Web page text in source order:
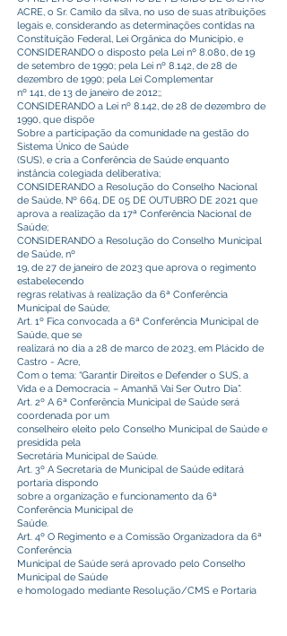
ACRE, o Sr. Camilo da silva, no uso de suas atribuições
legais e, considerando as determinações contidas na
Constituição Federal, Lei Orgânica do Município, e
CONSIDERANDO o disposto pela Lei nº 8.080, de 19
de setembro de 1990; pela Lei nº 8.142, de 28 de
dezembro de 1990; pela Lei Complementar
nº 141, de 13 de janeiro de 2012;;
CONSIDERANDO a Lei nº 8.142, de 28 de dezembro de
1990, que dispõe
Sobre a participação da comunidade na gestão do
Sistema Único de Saúde
(SUS), e cria a Conferência de Saúde enquanto
instância colegiada deliberativa;
CONSIDERANDO a Resolução do Conselho Nacional
de Saúde, Nº 664, DE 05 DE OUTUBRO DE 2021 que
aprova a realização da 17ª Conferência Nacional de
Saúde;
CONSIDERANDO a Resolução do Conselho Municipal
de Saúde, nº
19, de 27 de janeiro de 2023 que aprova o regimento
estabelecendo
regras relativas à realização da 6ª Conferência
Municipal de Saúde;
Art. 1º Fica convocada a 6ª Conferência Municipal de
Saúde, que se
realizará no dia a 28 de marco de 2023, em Plácido de
Castro - Acre,
Com o tema: “Garantir Direitos e Defender o SUS, a
Vida e a Democracia – Amanhã Vai Ser Outro Dia”.
Art. 2º A 6ª Conferência Municipal de Saúde será
coordenada por um
conselheiro eleito pelo Conselho Municipal de Saúde e
presidida pela
Secretária Municipal de Saúde.
Art. 3º A Secretaria de Municipal de Saúde editará
portaria dispondo
sobre a organização e funcionamento da 6ª
Conferência Municipal de
Saúde.
Art. 4º O Regimento e a Comissão Organizadora da 6ª
Conferência
Municipal de Saúde será aprovado pelo Conselho
Municipal de Saúde
e homologado mediante Resolução/CMS e Portaria